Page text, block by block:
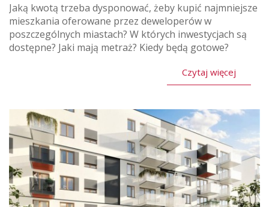
Jaką kwotą trzeba dysponować, żeby kupić najmniejsze
mieszkania oferowane przez deweloperów w
poszczególnych miastach? W których inwestycjach są
dostępne? Jaki mają metraż? Kiedy będą gotowe?
Czytaj więcej